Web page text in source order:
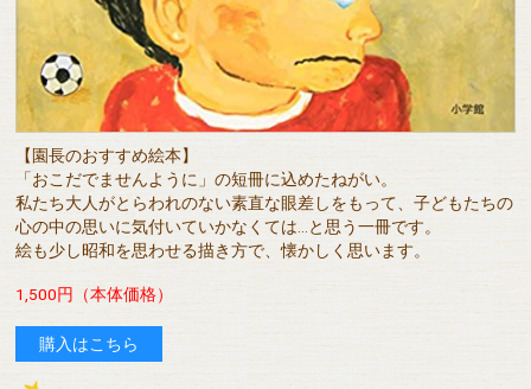
【園長のおすすめ絵本】
「おこだでませんように」の短冊に込めたねがい。
私たち大人がとらわれのない素直な眼差しをもって、子どもたちの
心の中の思いに気付いていかなくては...と思う一冊です。
絵も少し昭和を思わせる描き方で、懐かしく思います。
1,500円（本体価格）
購入はこちら